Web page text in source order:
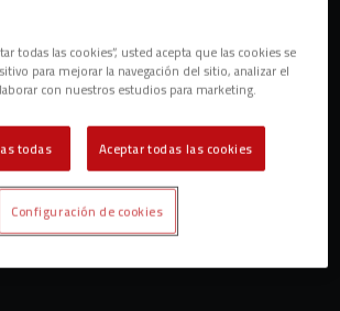
todas las cookies”, usted acepta que las cookies se
para mejorar la navegación del sitio, analizar el
con nuestros estudios para marketing.
todas Aceptar todas las cookies
Configuración de cookies